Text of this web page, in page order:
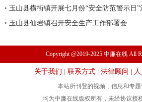
• 玉山县横街镇开展七月份“安全防范警示日”
• 玉山县仙岩镇召开安全生产工作部署会
Copyright @2019-2025 中廉在线 All
关于我们 联系方式 法律顾问
本站所刊登的视频﹑信息和专
均为中廉在线版权所有，未经协议授